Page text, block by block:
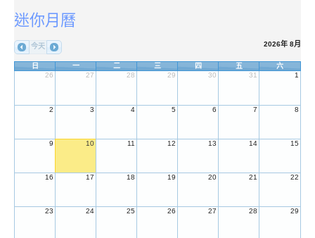
迷你月曆
今天 2026年 8月
日 一 二 三 四 五
六
26
27 28 29 30 31 1
2 3 4 5 6 7 8
9 10 11 12 13 14 15
16 17 18 19 20 21 22
23 24 25 26 27 28 29